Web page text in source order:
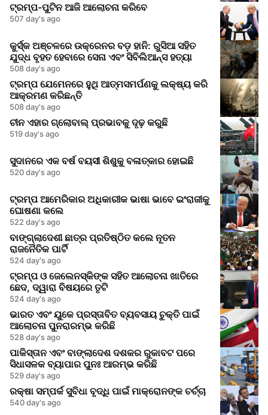
ଟ୍ରମ୍ପ-ପୁଟିନ ଆଜି ଆଲୋଚନା କରିବେ
507 day's ago
କୁର୍ସ୍କ ଅଞ୍ଚଳରେ ଉକ୍ରେନର ବଡ଼ ହାନି: ରୁସିଆ ସହିତ
ଯୁଦ୍ଧ ବୃହତ ହେବାରେ ସେନା ଏବଂ ସିବିଲିଆନ୍ସ ହତ୍ୟା
508 day's ago
ଟ୍ରମ୍ପ ଯେମେନରେ ହୁଥି ଆତ୍ମସମର୍ପଣକୁ ଲକ୍ଷ୍ୟ କରି
ଆକ୍ରମଣ କରିଛନ୍ତି
508 day's ago
ଚୀନ ଏହାର ଗ୍ଲୋବାଲ୍ ପ୍ରଭାବକୁ ଦୃଢ଼ କରୁଛି
519 day's ago
ସୁଦାନରେ ଏକ ବର୍ଷ ବୟସୀ ଶିଶୁକୁ ବଳାତ୍କାର ହୋଇଛି
520 day's ago
ଟ୍ରମ୍ପ ଆମେରିକାର ଅଧିକାରୀକ ଭାଷା ଭାବେ ଇଂରାଜୀକୁ
ଘୋଷଣା କଲେ
522 day's ago
ବାଙ୍ଗ୍ଲାଦେଶୀ ଛାତ୍ର ପ୍ରତିଷ୍ଠିତ କଲେ ନୂତନ
ରାଜନୈତିକ ପାର୍ଟି
524 day's ago
ଟ୍ରମ୍ପ ଓ ଜେଲେନସ୍କିଙ୍କ ସହିତ ଆଲୋଚନା ଖାତିରେ
ଛେଦ, ଦ୍ୱାରା ବିଷୟରେ ତୃଟି
524 day's ago
ଭାରତ ଏବଂ ୟୁକେ ପ୍ରସ୍ତାବିତ ବ୍ୟବସାୟ ଚୁକ୍ତି ପାଇଁ
ଆଲୋଚନା ପୁନରାରମ୍ଭ କରିଛି
528 day's ago
ପାକିସ୍ତାନ ଏବଂ ବାଙ୍ଲାଦେଶ ଦଶକର ରୁକାବଟ ପରେ
ସିଧାସଳକ ବ୍ୟାପାର ପୁନଃ ଆରମ୍ଭ କରିଛି
529 day's ago
ରକ୍ଷା ସମ୍ପର୍କ ସୁବିଧା ବୃଦ୍ଧି ପାଇଁ ମାକ୍ରୋନଙ୍କ ଚର୍ଚ୍ଚା
540 day's ago